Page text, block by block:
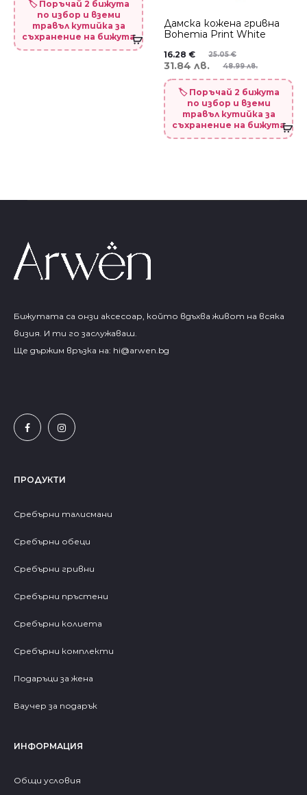
🏷️ Поръчай 2 бижута
по избор и вземи
травъл кутийка за
съхранение на бижута
Дамска кожена гривна
Bohemia Print White
25.05€
16.28 €
48.99 лв.
31.84 лв.
🏷️ Поръчай 2 бижута
по избор и вземи
травъл кутийка за
съхранение на бижута
Бижутата са онзи аксесоар, който вдъхва живот на всяка
визия. И ти го заслужаваш.
Ще държим връзка на: hi@arwen.bg
ПРОДУКТИ
Сребърни талисмани
Сребърни обеци
Сребърни гривни
Сребърни пръстени
Сребърни колиета
Сребърни комплекти
Подаръци за жена
Ваучер за подарък
ИНФОРМАЦИЯ
Общи условия